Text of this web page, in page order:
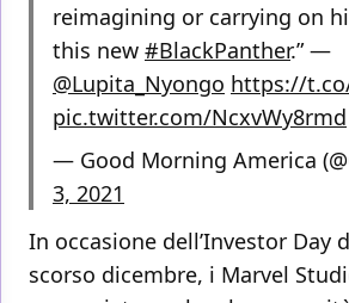
reimagining or carrying on
this new #BlackPanther.” —
@Lupita_Nyongo https://
pic.twitter.com/NcxvWy8rmd
— Good Morning America
3, 2021
In occasione dell’Investor Day
scorso dicembre, i Marvel